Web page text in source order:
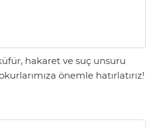
hakaret ve suç unsuru
önemle hatırlatırız!